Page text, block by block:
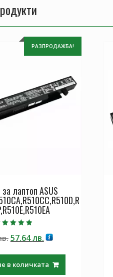
РАЗПРОДАЖБА!
лаптоп ASUS
4.50
от 5
Original
97.97 лв..
57.64лв.Текущата
57.64 лв..
в количката